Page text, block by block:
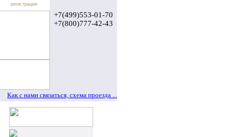
регистрация
+7(499)553-01-70
+7(800)777-42-43
Как с нами связаться, схема проезда ...